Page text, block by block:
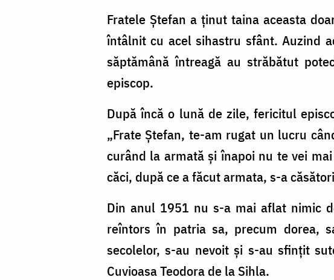
Fratele Ştefan a ţinut taina aceasta
întâlnit cu acel sihastru sfânt. Auzind
săptămână întreagă au străbătut
episcop.
După încă o lună de zile, fericitul
„Frate Ştefan, te-am rugat un lucru
curând la armată şi înapoi nu te vei
căci, după ce a făcut armata, s-a
Din anul 1951 nu s-a mai aflat nimic
reîntors în patria sa, precum dorea,
secolelor, s-au nevoit şi s-au sfinţit
Cuvioasa Teodora de la Sihla.